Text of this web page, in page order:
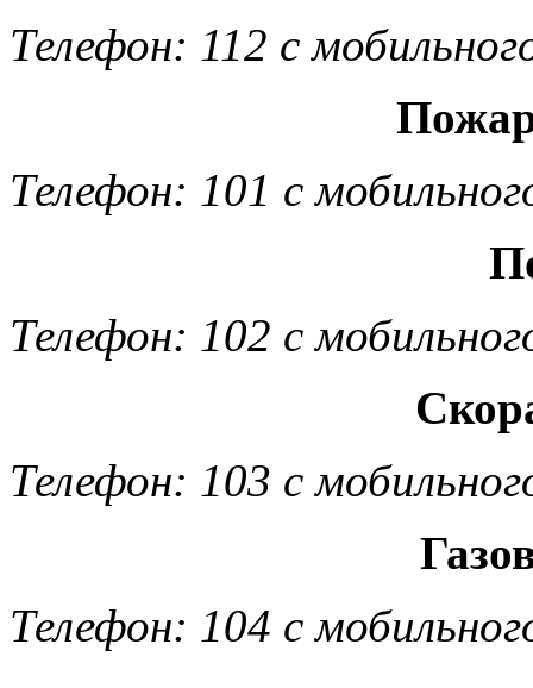
Телефон: 112 с
Телефон: 101 с
Телефон: 102 с
Телефон: 103 с
Телефон: 104 с